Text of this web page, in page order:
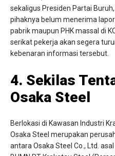
sekaligus Presiden Partai
pihaknya belum menerima
pabrik maupun PHK massal di
serikat pekerja akan segera
kebenaran informasi tersebut.
4. Sekilas
Osaka Steel
Berlokasi di Kawasan Industri
Osaka Steel merupakan
antara Osaka Steel Co., Ltd.